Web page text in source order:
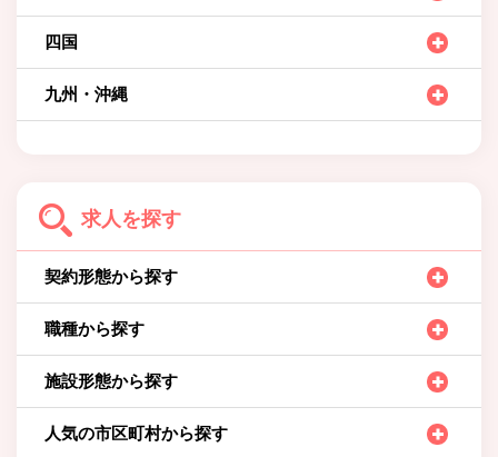
四国
九州・沖縄
求人を探す
契約形態から探す
職種から探す
施設形態から探す
人気の市区町村から探す